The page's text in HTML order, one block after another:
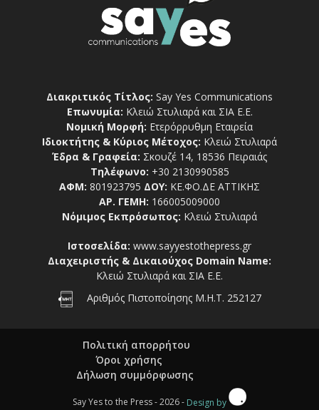
Διακριτικός Τίτλος: Say Yes Communications
Επωνυμία: Κλειώ Στυλιαρά και ΣΙΑ Ε.Ε.
Νομική Μορφή: Ετερόρρυθμη Εταιρεία
Ιδιοκτήτης & Κύριος Μέτοχος: Κλειώ Στυλιαρά
Έδρα & Γραφεία: Σκουζέ 14, 18536 Πειραιάς
Τηλέφωνο: +30 2130990585
ΑΦΜ: 801923795 ΔΟΥ: ΚΕ.ΦΟ.ΔΕ ΑΤΤΙΚΗΣ
ΑΡ. ΓΕΜΗ: 166005009000
Νόμιμος Εκπρόσωπος: Κλειώ Στυλιαρά
Ιστοσελίδα: www.sayyestothepress.gr
Διαχειριστής & Δικαιούχος Domain Name:
Κλειώ Στυλιαρά και ΣΙΑ Ε.Ε.
Αριθμός Πιστοποίησης Μ.Η.Τ. 252127
Πολιτική απορρήτου
Όροι χρήσης
Δήλωση συμμόρφωσης
Say Yes to the Press - 2026 - Design by